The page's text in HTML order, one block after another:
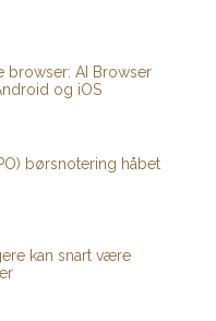
browser: AI Browser
og iOS
børsnotering håbet
kan snart være